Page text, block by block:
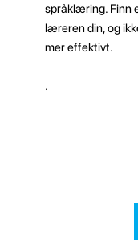
språklæring. Finn
læreren din, og
mer effektivt.
.